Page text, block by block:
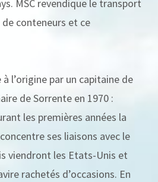
MSC revendique le transport
conteneurs et ce
l’origine par un capitaine de
de Sorrente en 1970 :
les premières années la
ses liaisons avec le
viendront les Etats-Unis et
rachetés d’occasions. En